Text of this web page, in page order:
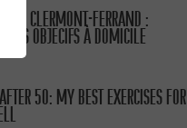
CLERMONT-FERRAND :
VOS OBJECIFS À DOMICILE
50: MY BEST EXERCISES FOR